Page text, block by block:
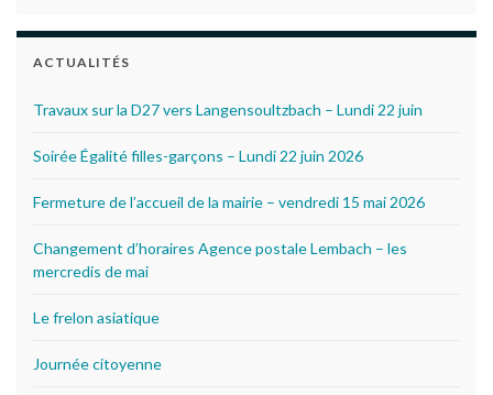
ACTUALITÉS
Travaux sur la D27 vers Langensoultzbach – Lundi 22 juin
Soirée Égalité filles-garçons – Lundi 22 juin 2026
Fermeture de l’accueil de la mairie – vendredi 15 mai 2026
Changement d’horaires Agence postale Lembach – les
mercredis de mai
Le frelon asiatique
Journée citoyenne